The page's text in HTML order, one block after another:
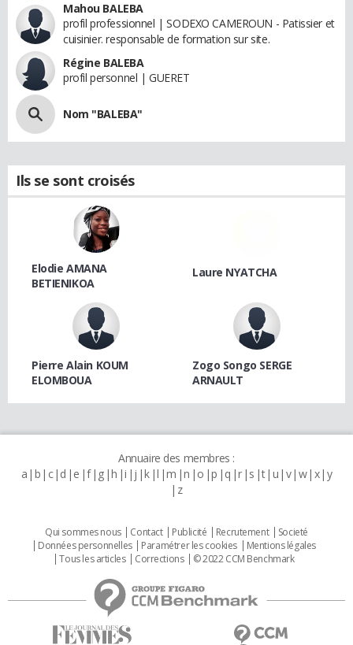
Mahou BALEBA
profil professionnel | SODEXO CAMEROUN - Patissier et
cuisinier. responsable de formation sur site.
Régine BALEBA
profil personnel | GUERET
Nom "BALEBA"
Ils se sont croisés
Elodie AMANA
BETIENIKOA
Laure NYATCHA
Pierre Alain KOUM
ELOMBOUA
Zogo Songo SERGE
ARNAULT
Annuaire des membres :
a b c d e f g h i j k l m n o p q r s t u v w x y
z
Qui sommes nous Contact Publicité Recrutement
Societé
Données personnelles
Paramétrer les cookies
Mentions légales
Tous les articles
Corrections © 2022 CCM Benchmark